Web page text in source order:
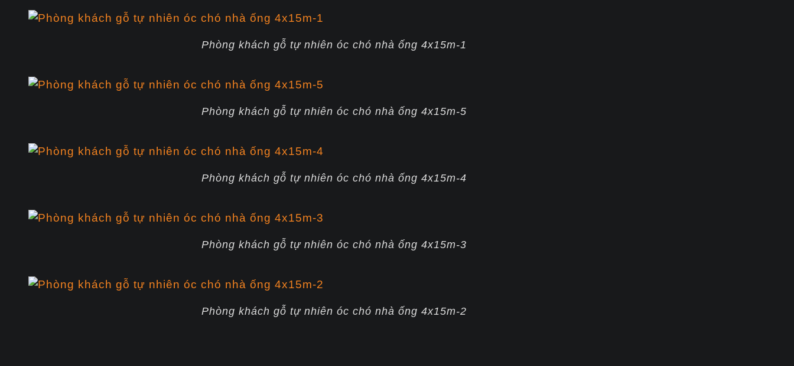
Phòng khách gỗ tự nhiên óc chó nhà ống 4x15m-1
Phòng khách gỗ tự nhiên óc chó nhà ống 4x15m-5
Phòng khách gỗ tự nhiên óc chó nhà ống 4x15m-4
Phòng khách gỗ tự nhiên óc chó nhà ống 4x15m-3
Phòng khách gỗ tự nhiên óc chó nhà ống 4x15m-2